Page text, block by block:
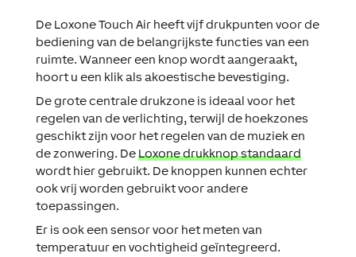
De Loxone Touch Air heeft vijf drukpunten voor de
bediening van de belangrijkste functies van een
ruimte. Wanneer een knop wordt aangeraakt,
hoort u een klik als akoestische bevestiging.
De grote centrale drukzone is ideaal voor het
regelen van de verlichting, terwijl de hoekzones
geschikt zijn voor het regelen van de muziek en
de zonwering. DeLoxone drukknop standaard
wordt hier gebruikt. De knoppen kunnen echter
ook vrij worden gebruikt voor andere
toepassingen.
Er is ook een sensor voor het meten van
temperatuur en vochtigheid geïntegreerd.